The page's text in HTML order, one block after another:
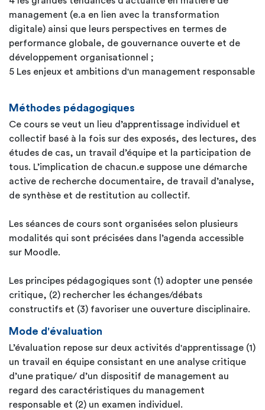
management (e.a en lien avec la transformation
digitale) ainsi que leurs perspectives en termes de
performance globale, de gouvernance ouverte et de
développement organisationnel ;
5 Les enjeux et ambitions d'un management responsable
Méthodes pédagogiques
Ce cours se veut un lieu d’apprentissage individuel et
collectif basé à la fois sur des exposés, des lectures, des
études de cas, un travail d’équipe et la participation de
tous. L’implication de chacun.e suppose une démarche
active de recherche documentaire, de travail d’analyse,
de synthèse et de restitution au collectif.
Les séances de cours sont organisées selon plusieurs
modalités qui sont précisées dans l’agenda accessible
sur Moodle.
Les principes pédagogiques sont (1) adopter une pensée
critique, (2) rechercher les échanges/débats
constructifs et (3) favoriser une ouverture disciplinaire.
Mode d'évaluation
L’évaluation repose sur deux activités d'apprentissage (1)
un travail en équipe consistant en une analyse critique
d’une pratique/ d’un dispositif de management au
regard des caractéristiques du management
responsable et (2) un examen individuel.